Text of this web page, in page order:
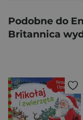
Podobne do
Britannica